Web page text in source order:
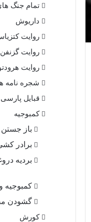
تمام جنگ
داریوش
روایت
روایت گزنفن
روایت
شجره نامه
قبایل
کمبوجیه
باز جستن
برادر
بردیه
کمبوجیه
گشودن
کورش